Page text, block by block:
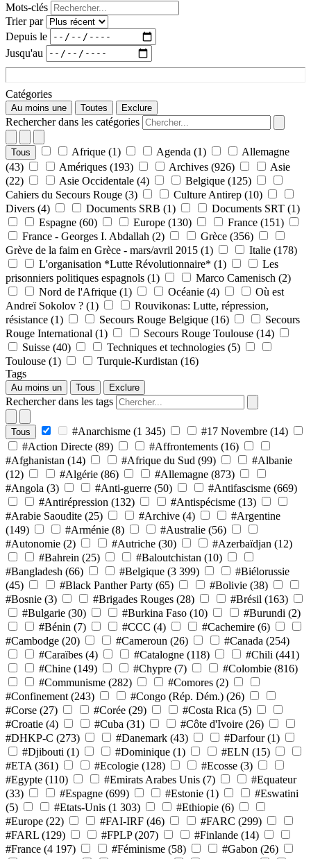
Mots-clés
Trier par
Depuis le
Jusqu'au
Catégories
Au moins une Toutes Exclure
Rechercher dans les catégories
Tous Afrique (1) Agenda (1)
Allemagne
(43)
Amériques (193) Archives (926)
Asie
(22)
Asie Occidentale (4) Belgique (125)
Cahiers du Secours Rouge (3) Culture Antirep (10)
Divers (4) Documents SRB (1) Documents SRT (1)
Espagne (60) Europe (130) France (151)
France - Georges I. Abdallah (2) Grèce (356)
Grève de la faim en Grèce - mars/avril 2015 (1) Italie (178)
L'organisation *Lutte Révolutionnaire* (1)
Les
prisonniers politiques espagnols (1) Marco Camenisch (2)
Nord de l'Afrique (1) Océanie (4)
Où est
Andreï Sokolov ? (1)
Rouvikonas: Lutte, répression,
résistance (1) Secours Rouge Belgique (16)
Secours
Rouge International (1) Secours Rouge Toulouse (14)
Suisse (40) Techniques et technologies (5)
Toulouse (1) Turquie-Kurdistan (16)
Tags
Au moins un Tous Exclure
Rechercher dans les tags
Tous #Anarchisme (1 345) #17 Novembre (14)
#Action Directe (89) #Affrontements (16)
#Afghanistan (14) #Afrique du Sud (99)
#Albanie
(12)
#Algérie (86) #Allemagne (873)
#Angola (3) #Anti-guerre (50) #Antifascisme (669)
#Antirépression (132) #Antispécisme (13)
#Arabie Saoudite (25) #Archive (4)
#Argentine
(149)
#Arménie (8) #Australie (56)
#Autonomie (2) #Autriche (30) #Azerbaïdjan (12)
#Bahrein (25) #Baloutchistan (10)
#Bangladesh (66) #Belgique (3 399)
#Biélorussie
(45)
#Black Panther Party (65) #Bolivie (38)
#Bosnie (3) #Brigades Rouges (28) #Brésil (163)
#Bulgarie (30) #Burkina Faso (10) #Burundi (2)
#Bénin (7) #CCC (4) #Cachemire (6)
#Cambodge (20) #Cameroun (26) #Canada (254)
#Caraïbes (4) #Catalogne (118) #Chili (441)
#Chine (149) #Chypre (7) #Colombie (816)
#Communisme (282) #Comores (2)
#Confinement (243) #Congo (Rép. Dém.) (26)
#Corse (27) #Corée (29) #Costa Rica (5)
#Croatie (4) #Cuba (31) #Côte d'Ivoire (26)
#DHKP-C (273) #Danemark (43) #Darfour (1)
#Djibouti (1) #Dominique (1) #ELN (15)
#ETA (361) #Ecologie (128) #Ecosse (3)
#Egypte (110) #Emirats Arabes Unis (7)
#Equateur
(33)
#Espagne (699) #Estonie (1)
#Eswatini
(5)
#Etats-Unis (1 303) #Ethiopie (6)
#Europe (22) #FAI-IRF (46) #FARC (299)
#FARL (129) #FPLP (207) #Finlande (14)
#France (4 197) #Féminisme (58) #Gabon (26)